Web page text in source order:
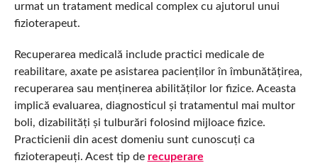
urmat un tratament medical complex cu ajutorul unui
fizioterapeut.
Recuperarea medicală include practici medicale de
reabilitare, axate pe asistarea pacienților în îmbunătățirea,
recuperarea sau menținerea abilităților lor fizice. Aceasta
implică evaluarea, diagnosticul și tratamentul mai multor
boli, dizabilități și tulburări folosind mijloace fizice.
Practicienii din acest domeniu sunt cunoscuți ca
fizioterapeuți. Acest tip de recuperare